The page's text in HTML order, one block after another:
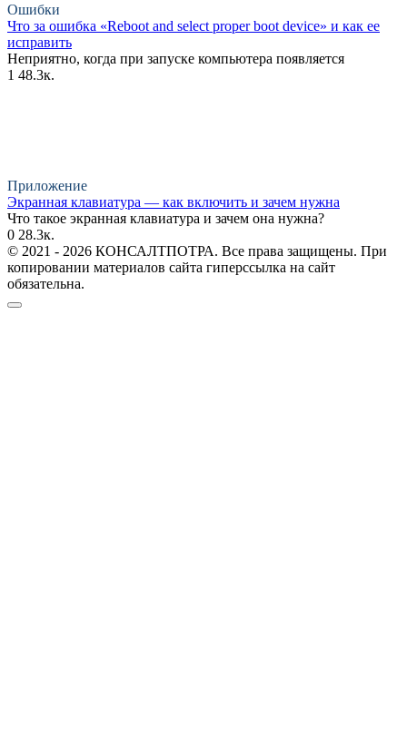
Ошибки
Что за ошибка «Reboot and select proper boot device» и как ее
исправить
Неприятно, когда при запуске компьютера появляется
1 48.3к.
Приложение
Экранная клавиатура — как включить и зачем нужна
Что такое экранная клавиатура и зачем она нужна?
0 28.3к.
© 2021 - 2026 КОНСАЛТПОТРА. Все права защищены. При
копировании материалов сайта гиперссылка на сайт
обязательна.